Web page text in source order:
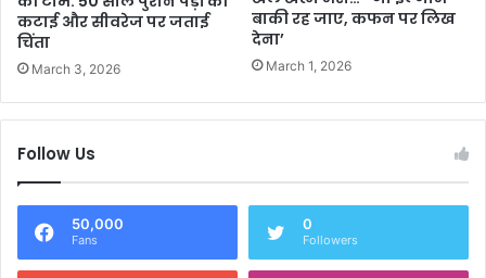
कटाई और सीवरेज पर जताई
चिंता
March 3, 2026
बाकी रह जाए, कफन पर लिख
देना’
March 1, 2026
Follow Us
50,000
Fans
0
Followers